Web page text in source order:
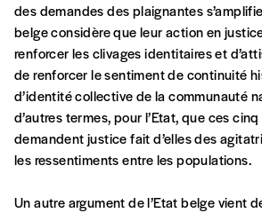
Pays
n°
des demandes des plaignantes
belge considère que leur action en
renforcer les clivages identitaires et
de renforcer le sentiment de continuité
d’identité collective de la communauté
d’autres termes, pour l’Etat, que ces
demandent justice fait d’elles des
les ressentiments entre les populations.
Un autre argument de l’Etat belge vient